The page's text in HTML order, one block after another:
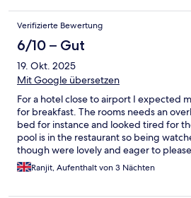
Verifizierte Bewertung
6/10 – Gut
19. Okt. 2025
Mit Google übersetzen
For a hotel close to airport I expected
for breakfast. The rooms needs an
bed for instance and looked tired for
pool is in the restaurant so being
though were lovely and eager to
Ranjit, Aufenthalt von 3 Nächten